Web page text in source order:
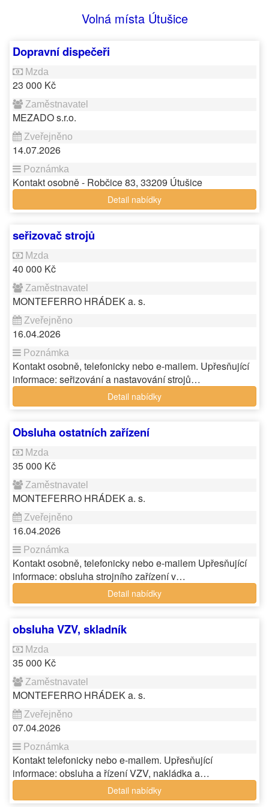
Volná místa Útušice
Dopravní dispečeři
23 000 Kč
MEZADO s.r.o.
14.07.2026
Kontakt osobně - Robčice 83, 33209 Útušice
Detail nabídky
seřizovač strojů
40 000 Kč
MONTEFERRO HRÁDEK a. s.
16.04.2026
Kontakt osobně, telefonicky nebo e-mailem. Upřesňující
informace: seřizování a nastavování strojů…
Detail nabídky
Obsluha ostatních zařízení
35 000 Kč
MONTEFERRO HRÁDEK a. s.
16.04.2026
Kontakt osobně, telefonicky nebo e-mailem Upřesňující
informace: obsluha strojního zařízení v…
Detail nabídky
obsluha VZV, skladník
35 000 Kč
MONTEFERRO HRÁDEK a. s.
07.04.2026
Kontakt telefonicky nebo e-mailem. Upřesňující
informace: obsluha a řízení VZV, nakládka a…
Detail nabídky